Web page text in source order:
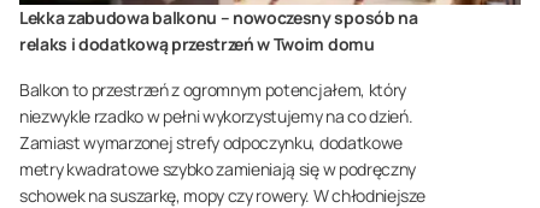
Lekka zabudowa balkonu – nowoczesny sposób na
relaks i dodatkową przestrzeń w Twoim domu
Balkon to przestrzeń z ogromnym potencjałem, który
niezwykle rzadko w pełni wykorzystujemy na co dzień.
Zamiast wymarzonej strefy odpoczynku, dodatkowe
metry kwadratowe szybko zamieniają się w podręczny
schowek na suszarkę, mopy czy rowery. W chłodniejsze